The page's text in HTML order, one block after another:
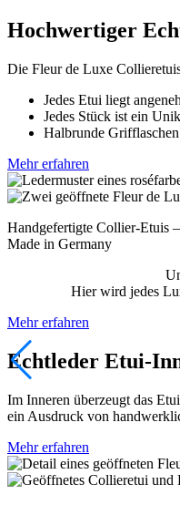
Hochwertiger
Die Fleur de Luxe
Jedes Etui liegt
Jedes Stück ist ein
Halbrunde
Mehr erfahren
Handgefertigte Collier-Etuis –
Made in Germany
Hier wird jedes
Mehr erfahren
Echtleder Etui-
Im Inneren überzeugt das
ein Ausdruck von
Mehr erfahren